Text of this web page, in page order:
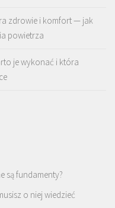
zdrowie i komfort — jak
powietrza
je wykonać i która
są fundamenty?
o niej wiedzieć